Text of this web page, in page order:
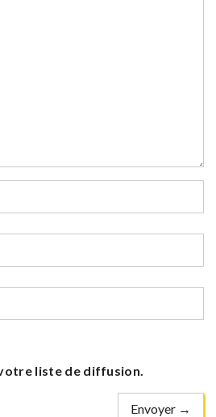
liste de diffusion.